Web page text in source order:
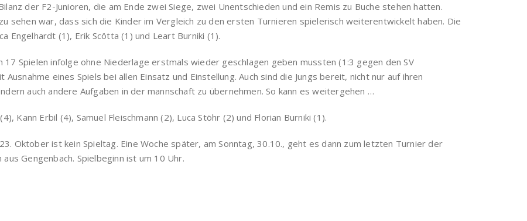
der F2-Junioren, die am Ende zwei Siege, zwei Unentschieden und ein Remis zu Buche stehen hatten.
sehen war, dass sich die Kinder im Vergleich zu den ersten Turnieren spielerisch weiterentwickelt haben. Die
Engelhardt (1), Erik Scötta (1) und Leart Burniki (1).
17 Spielen infolge ohne Niederlage erstmals wieder geschlagen geben mussten (1:3 gegen den SV
eines Spiels bei allen Einsatz und Einstellung. Auch sind die Jungs bereit, nicht nur auf ihren
auch andere Aufgaben in der mannschaft zu übernehmen. So kann es weitergehen …
Kann Erbil (4), Samuel Fleischmann (2), Luca Stöhr (2) und Florian Burniki (1).
Oktober ist kein Spieltag. Eine Woche später, am Sonntag, 30.10., geht es dann zum letzten Turnier der
Gengenbach. Spielbeginn ist um 10 Uhr.